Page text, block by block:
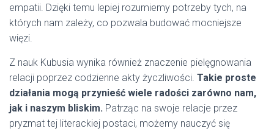
empatii. Dzięki temu lepiej rozumiemy potrzeby tych, na
których nam zależy, co pozwala budować mocniejsze
więzi.
Z nauk Kubusia wynika również znaczenie pielęgnowania
relacji poprzez codzienne akty życzliwości. Takie proste
działania mogą przynieść wiele radości zarówno nam,
jak i naszym bliskim. Patrząc na swoje relacje przez
pryzmat tej literackiej postaci, możemy nauczyć się